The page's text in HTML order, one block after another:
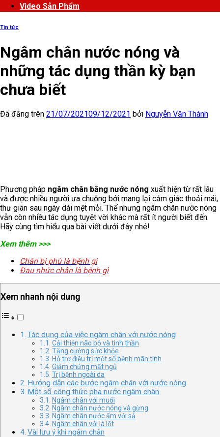
Video Sản Phẩm
Tin tức
Ngâm chân nước nóng và
những tác dụng thần kỳ bạn
chưa biết
Đã đăng trên 21/07/202109/12/2021 bởi Nguyễn Văn Thành
Phương pháp ngâm chân bằng nước nóng xuất hiện từ rất lâu
và được nhiều người ưa chuộng bởi mang lại cảm giác thoải mái,
thư giãn sau ngày dài mệt mỏi. Thế nhưng ngâm chân nước nóng
vẫn còn nhiều tác dụng tuyệt vời khác mà rất ít người biết đến.
Hãy cùng tìm hiểu qua bài viết dưới đây nhé!
Xem thêm >>>
Chân bị phù là bệnh gì
Đau nhức chân là bệnh gì
Xem nhanh nội dung
Tác dụng của việc ngâm chân với nước nóng
Cải thiện não bộ và tinh thần
Tăng cường sức khỏe
Hỗ trợ điều trị một số bệnh mãn tính
Giảm chứng mất ngủ
Trị bệnh ngoài da
Hướng dẫn các bước ngâm chân với nước nóng
Một số công thức pha nước ngâm chân
Ngâm chân với muối
Ngâm chân nước nóng và gừng
Ngâm chân nước ấm với sả
Ngâm chân với lá lốt
Vài lưu ý khi ngâm chân